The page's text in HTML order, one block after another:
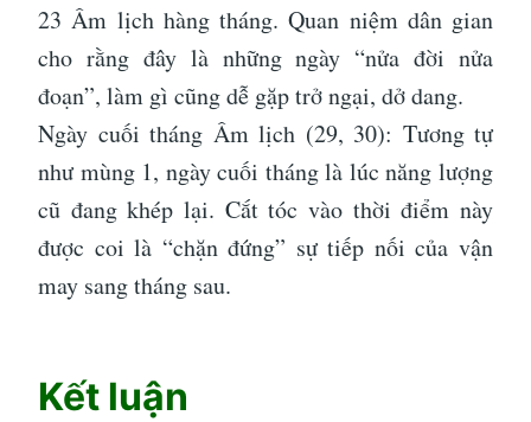
23 Âm lịch hàng tháng. Quan niệm dân gian
cho rằng đây là những ngày “nửa đời nửa
đoạn”, làm gì cũng dễ gặp trở ngại, dở dang.
Ngày cuối tháng Âm lịch (29, 30): Tương tự
như mùng 1, ngày cuối tháng là lúc năng lượng
cũ đang khép lại. Cắt tóc vào thời điểm này
được coi là “chặn đứng” sự tiếp nối của vận
may sang tháng sau.
Kết luận